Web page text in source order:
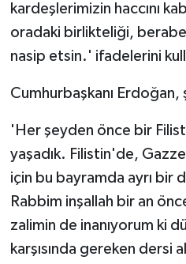
kardeşlerimizin haccını
oradaki birlikteliği,
nasip etsin.' ifadelerini
Cumhurbaşkanı Erdoğan,
'Her şeyden önce bir
yaşadık. Filistin'de,
için bu bayramda ayrı bir
Rabbim inşallah bir an
zalimin de inanıyorum ki
karşısında gereken dersi